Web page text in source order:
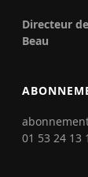
Directeur
Beau
01 53 24 13